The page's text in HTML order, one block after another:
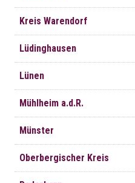
Kreis Warendorf
Lüdinghausen
Lünen
Mühlheim a.d.R.
Münster
Oberbergischer Kreis